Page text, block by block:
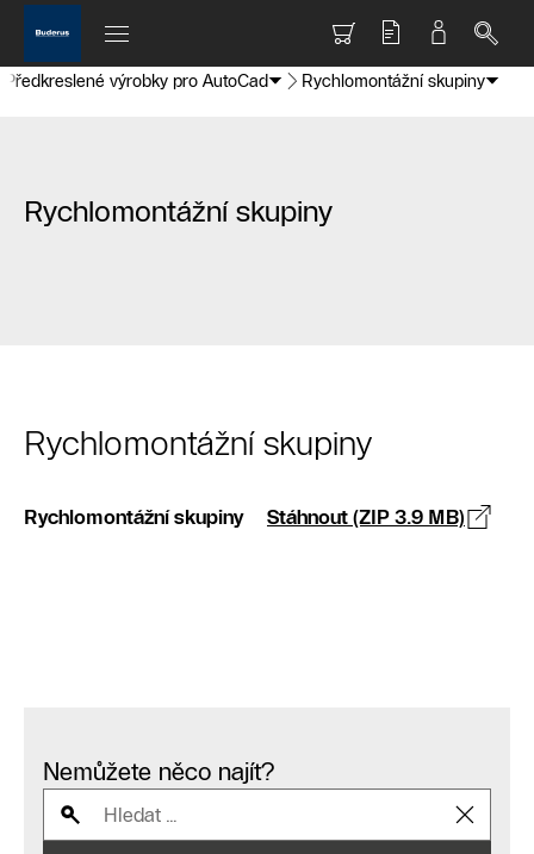
Předkreslené výrobky pro AutoCad Rychlomontážní skupiny
Rychlomontážní skupiny
Rychlomontážní skupiny
Rychlomontážní skupiny Stáhnout (ZIP 3.9 MB)
Nemůžete něco najít?